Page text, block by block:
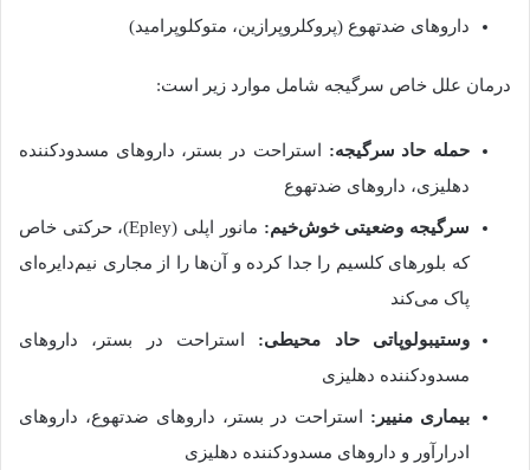
داروهای ضدتهوع (پروکلروپرازین، متوکلوپرامید)
درمان علل خاص سرگیجه شامل موارد زیر است:
حمله حاد سرگیجه: استراحت در بستر، داروهای مسدودکننده
دهلیزی، داروهای ضدتهوع
سرگیجه وضعیتی خوش‌خیم: مانور اپلی (Epley)
، حرکتی خاص
که بلورهای کلسیم را جدا کرده و آن‌ها را از مجاری نیم‌دایره‌ای
پاک می‌کند
وستیبولوپاتی حاد محیطی:
استراحت در بستر، داروهای
مسدودکننده دهلیزی
بیماری منییر :
استراحت در بستر، داروهای ضدتهوع، داروهای
ادرارآور و داروهای مسدودکننده دهلیزی